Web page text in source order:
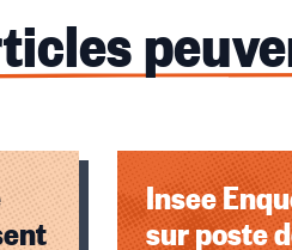
Insee
sur poste